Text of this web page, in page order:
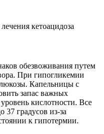
кетоацидоза
обезвоживания путем
При гипогликемии
Капельницы с
запас важных
кислотности. Все
37 градусов из-за
к гипотермии.